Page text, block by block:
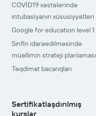
COVİD19 xəstələrində
intubasiyanın xüsusiyyətləri
Google for education level 1
Sinfin idarəedilməsində
müəllimin strateji planlaması
Təqdimat bacarıqları
Sertifikatlaşdırılmış
kurslar